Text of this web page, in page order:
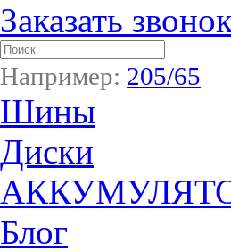
Заказать звонок
Например: 205/65
Шины
Диски
Блог